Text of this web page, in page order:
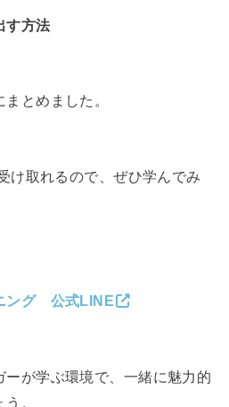
す方法
とめました。
け取れるので、ぜひ学んでみ
ング 公式LINE
ーが学ぶ環境で、一緒に魅力的
。